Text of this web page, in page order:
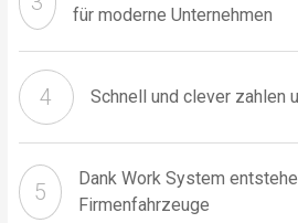
für moderne Unternehmen
Schnell und clever zahlen
Dank Work System
Firmenfahrzeuge